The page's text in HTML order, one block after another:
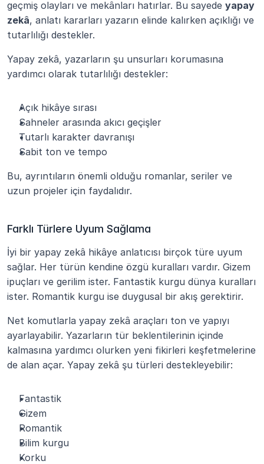
geçmiş olayları ve mekânları hatırlar. Bu sayede yapay
zekâ, anlatı kararları yazarın elinde kalırken açıklığı ve
tutarlılığı destekler.
Yapay zekâ, yazarların şu unsurları korumasına
yardımcı olarak tutarlılığı destekler:
Açık hikâye sırası
Sahneler arasında akıcı geçişler
Tutarlı karakter davranışı
Sabit ton ve tempo
Bu, ayrıntıların önemli olduğu romanlar, seriler ve
uzun projeler için faydalıdır.
Farklı Türlere Uyum Sağlama
İyi bir yapay zekâ hikâye anlatıcısı birçok türe uyum
sağlar. Her türün kendine özgü kuralları vardır. Gizem
ipuçları ve gerilim ister. Fantastik kurgu dünya kuralları
ister. Romantik kurgu ise duygusal bir akış gerektirir.
Net komutlarla yapay zekâ araçları ton ve yapıyı
ayarlayabilir. Yazarların tür beklentilerinin içinde
kalmasına yardımcı olurken yeni fikirleri keşfetmelerine
de alan açar. Yapay zekâ şu türleri destekleyebilir:
Fantastik
Gizem
Romantik
Bilim kurgu
Korku